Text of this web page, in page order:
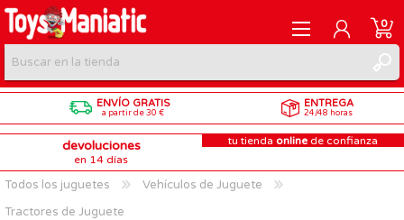
REGISTRARME
INICIAR SESIÓN
0
ENVÍO GRATIS
a partir de 30 €
ENTREGA
24/48 horas
devoluciones
en 14 días
tu tienda online de confianza
Todos los juguetes
Vehículos de Juguete
Tractores de Juguete